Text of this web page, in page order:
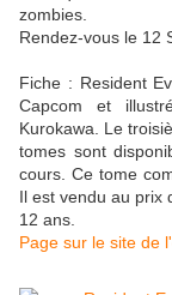
zombies.
Rendez-vous le 12
Fiche : Resident
Capcom et
Kurokawa. Le
tomes sont
cours. Ce tome
Il est vendu au prix
12 ans.
Page sur le site de